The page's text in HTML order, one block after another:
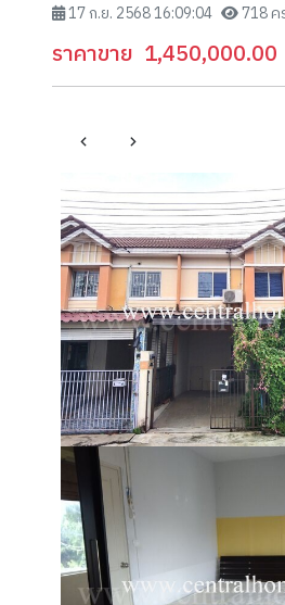
17 ก.ย. 2568 16:09:04 718 ค
ราคาขาย 1,450,000.00